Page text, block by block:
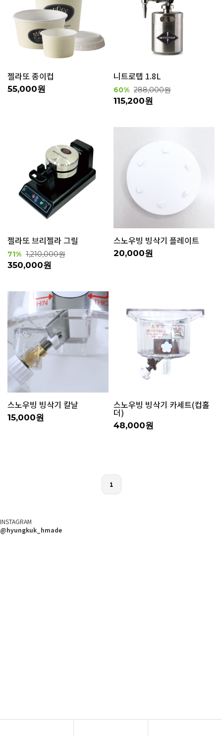
젤라또 종이컵
55,000원
니트로탭 1.8L
60% 288,000원
115,200원
젤라또 브리젤라 그릴
71% 1,210,000원
350,000원
스노우빙 빙삭기 플레이트
20,000원
스노우빙 빙삭기 칼날
15,000원
스노우빙 빙삭기 카세트(컵홀
더)
48,000원
1
INSTAGRAM
@hyungkuk_hmade